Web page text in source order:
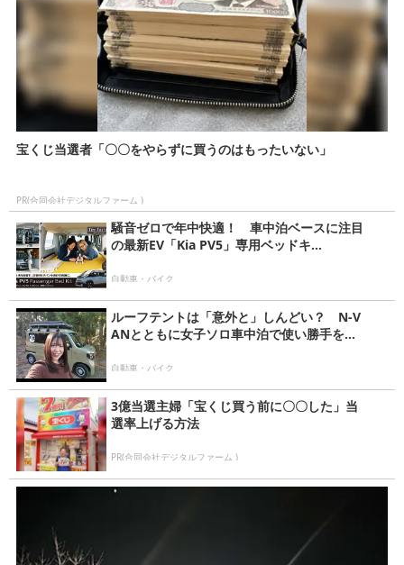
宝くじ当選者「〇〇をやらずに買うのはもったいない」
PR(合同会社デジタルファーム )
騒音ゼロで年中快適！ 車中泊ベースに注目
の最新EV「Kia PV5」専用ベッドキ...
自動車・バイク
ルーフテントは「意外と」しんどい？ N-V
ANとともに女子ソロ車中泊で使い勝手を...
自動車・バイク
3億当選主婦「宝くじ買う前に〇〇した」当
選率上げる方法
PR(合同会社デジタルファーム )